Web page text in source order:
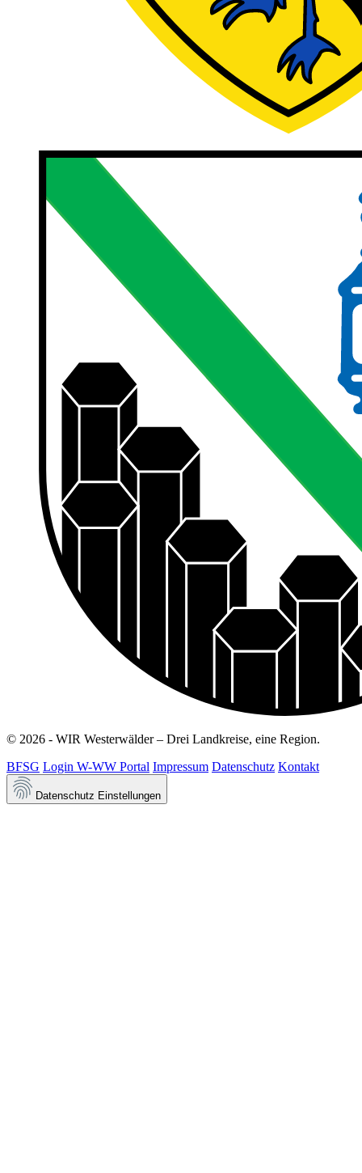
© 2026 - WIR Westerwälder – Drei Landkreise, eine Region.
BFSG Login W-WW Portal Impressum Datenschutz Kontakt
Datenschutz Einstellungen